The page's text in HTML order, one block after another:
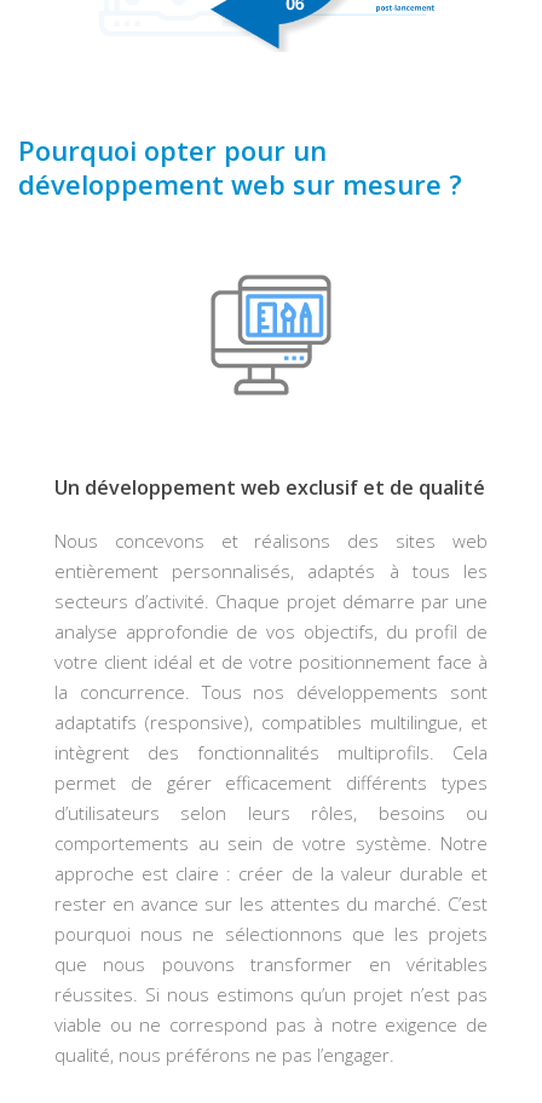
Pourquoi opter pour un
développement web sur mesure ?
Un développement web exclusif et de qualité
Nous concevons et réalisons des sites web
entièrement personnalisés, adaptés à tous les
secteurs d’activité. Chaque projet démarre par une
analyse approfondie de vos objectifs, du profil de
votre client idéal et de votre positionnement face à
la concurrence. Tous nos développements sont
adaptatifs (responsive), compatibles multilingue, et
intègrent des fonctionnalités multiprofils. Cela
permet de gérer efficacement différents types
d’utilisateurs selon leurs rôles, besoins ou
comportements au sein de votre système. Notre
approche est claire : créer de la valeur durable et
rester en avance sur les attentes du marché. C’est
pourquoi nous ne sélectionnons que les projets
que nous pouvons transformer en véritables
réussites. Si nous estimons qu’un projet n’est pas
viable ou ne correspond pas à notre exigence de
qualité, nous préférons ne pas l’engager.